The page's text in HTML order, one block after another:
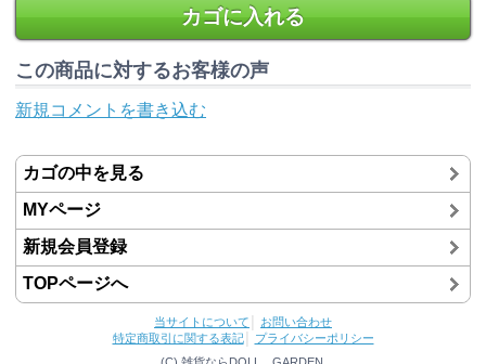
カゴに入れる
この商品に対するお客様の声
新規コメントを書き込む
カゴの中を見る
MYページ
新規会員登録
TOPページへ
当サイトについて
お問い合わせ
特定商取引に関する表記│
プライバシーポリシー